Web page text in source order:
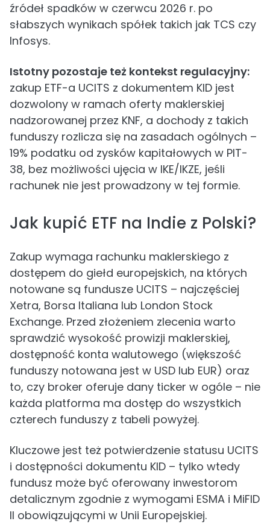
źródeł spadków w czerwcu 2026 r. po
słabszych wynikach spółek takich jak TCS czy
Infosys.
Istotny pozostaje też kontekst regulacyjny:
zakup ETF-a UCITS z dokumentem KID jest
dozwolony w ramach oferty maklerskiej
nadzorowanej przez KNF, a dochody z takich
funduszy rozlicza się na zasadach ogólnych –
19% podatku od zysków kapitałowych w PIT-
38, bez możliwości ujęcia w IKE/IKZE, jeśli
rachunek nie jest prowadzony w tej formie.
Jak kupić ETF na Indie z Polski?
Zakup wymaga rachunku maklerskiego z
dostępem do giełd europejskich, na których
notowane są fundusze UCITS – najczęściej
Xetra, Borsa Italiana lub London Stock
Exchange. Przed złożeniem zlecenia warto
sprawdzić wysokość prowizji maklerskiej,
dostępność konta walutowego (większość
funduszy notowana jest w USD lub EUR) oraz
to, czy broker oferuje dany ticker w ogóle – nie
każda platforma ma dostęp do wszystkich
czterech funduszy z tabeli powyżej.
Kluczowe jest też potwierdzenie statusu UCITS
i dostępności dokumentu KID – tylko wtedy
fundusz może być oferowany inwestorom
detalicznym zgodnie z wymogami ESMA i MiFID
II obowiązującymi w Unii Europejskiej.